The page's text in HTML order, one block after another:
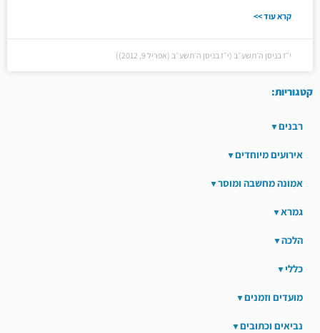
קרא עוד >>
י״ז בניסן ה׳תשע״ב (י״ז בניסן ה׳תשע״ב (אפריל 9, 2012))
קטגוריות:
רבנים
אירועים מיוחדים
אמונה מחשבה ומוסר
גמרא
הלכה
כללי
מועדים וזמנים
נביאים וכתובים